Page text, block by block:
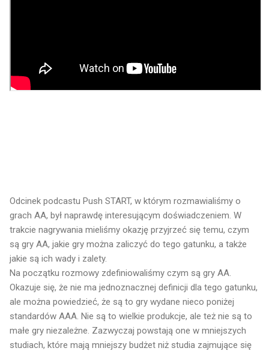
Odcinek podcastu Push START, w którym rozmawialiśmy o
grach AA, był naprawdę interesującym doświadczeniem. W
trakcie nagrywania mieliśmy okazję przyjrzeć się temu, czym
są gry AA, jakie gry można zaliczyć do tego gatunku, a także
jakie są ich wady i zalety.
Na początku rozmowy zdefiniowaliśmy czym są gry AA.
Okazuje się, że nie ma jednoznacznej definicji dla tego gatunku,
ale można powiedzieć, że są to gry wydane nieco poniżej
standardów AAA. Nie są to wielkie produkcje, ale też nie są to
małe gry niezależne. Zazwyczaj powstają one w mniejszych
studiach, które mają mniejszy budżet niż studia zajmujące się